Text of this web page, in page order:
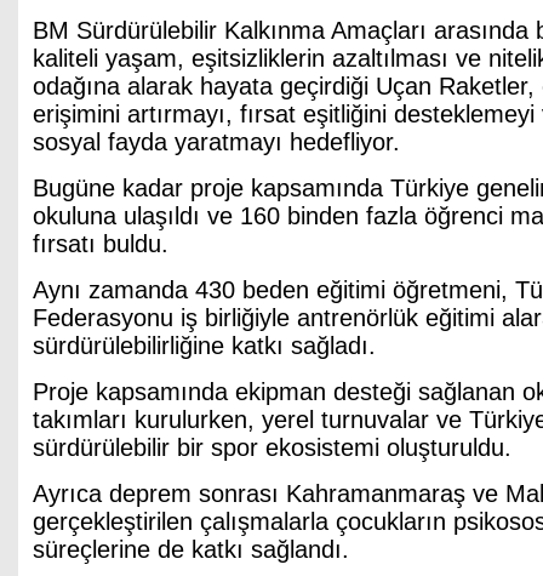
BM Sürdürülebilir Kalkınma Amaçları arasında
kaliteli yaşam, eşitsizliklerin azaltılması ve
odağına alarak hayata geçirdiği Uçan Raketler,
erişimini artırmayı, fırsat eşitliğini
sosyal fayda yaratmayı hedefliyor.
Bugüne kadar proje kapsamında Türkiye
okuluna ulaşıldı ve 160 binden fazla öğrenci
fırsatı buldu.
Aynı zamanda 430 beden eğitimi öğretmeni,
Federasyonu iş birliğiyle antrenörlük eğitimi
sürdürülebilirliğine katkı sağladı.
Proje kapsamında ekipman desteği sağlanan
takımları kurulurken, yerel turnuvalar ve
sürdürülebilir bir spor ekosistemi oluşturuldu.
Ayrıca deprem sonrası Kahramanmaraş ve
gerçekleştirilen çalışmalarla çocukların
süreçlerine de katkı sağlandı.